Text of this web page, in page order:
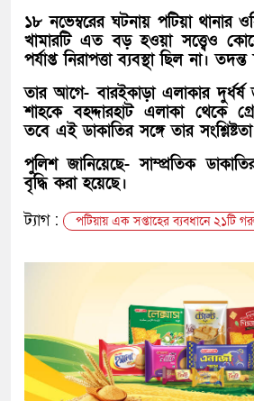
১৮ নভেম্বরের ঘটনায় পটিয়া থানার
খামারটি এত বড় হওয়া সত্ত্বেও
পর্যাপ্ত নিরাপত্তা ব্যবস্থা ছিল না।
তার আগে- বারইকাড়া এলাকার দুর্ধর্ষ
শাহকে বহদ্দারহাট এলাকা থেকে
তবে এই ডাকাতির সঙ্গে তার
পুলিশ জানিয়েছে- সাম্প্রতিক
বৃদ্ধি করা হয়েছে।
ট্যাগ :
পটিয়ায় এক সপ্তাহের ব্যবধানে ২১টি